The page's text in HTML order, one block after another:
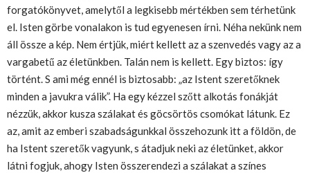
forgatókönyvet, amelytől a legkisebb mértékben sem térhetünk
el. Isten görbe vonalakon is tud egyenesen írni. Néha nekünk nem
áll össze a kép. Nem értjük, miért kellett az a szenvedés vagy az a
vargabetű az életünkben. Talán nem is kellett. Egy biztos: így
történt. S ami még ennél is biztosabb: „az Istent szeretőknek
minden a javukra válik”. Ha egy kézzel szőtt alkotás fonákját
nézzük, akkor kusza szálakat és göcsörtös csomókat látunk. Ez
az, amit az emberi szabadságunkkal összehozunk itt a földön, de
ha Istent szeretők vagyunk, s átadjuk neki az életünket, akkor
látni fogjuk, ahogy Isten összerendezi a szálakat a színes